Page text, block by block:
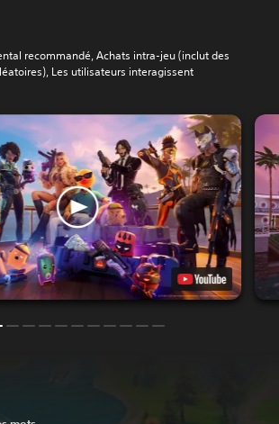
recommandé, Achats intra-jeu (inclut des
Les utilisateurs interagissent